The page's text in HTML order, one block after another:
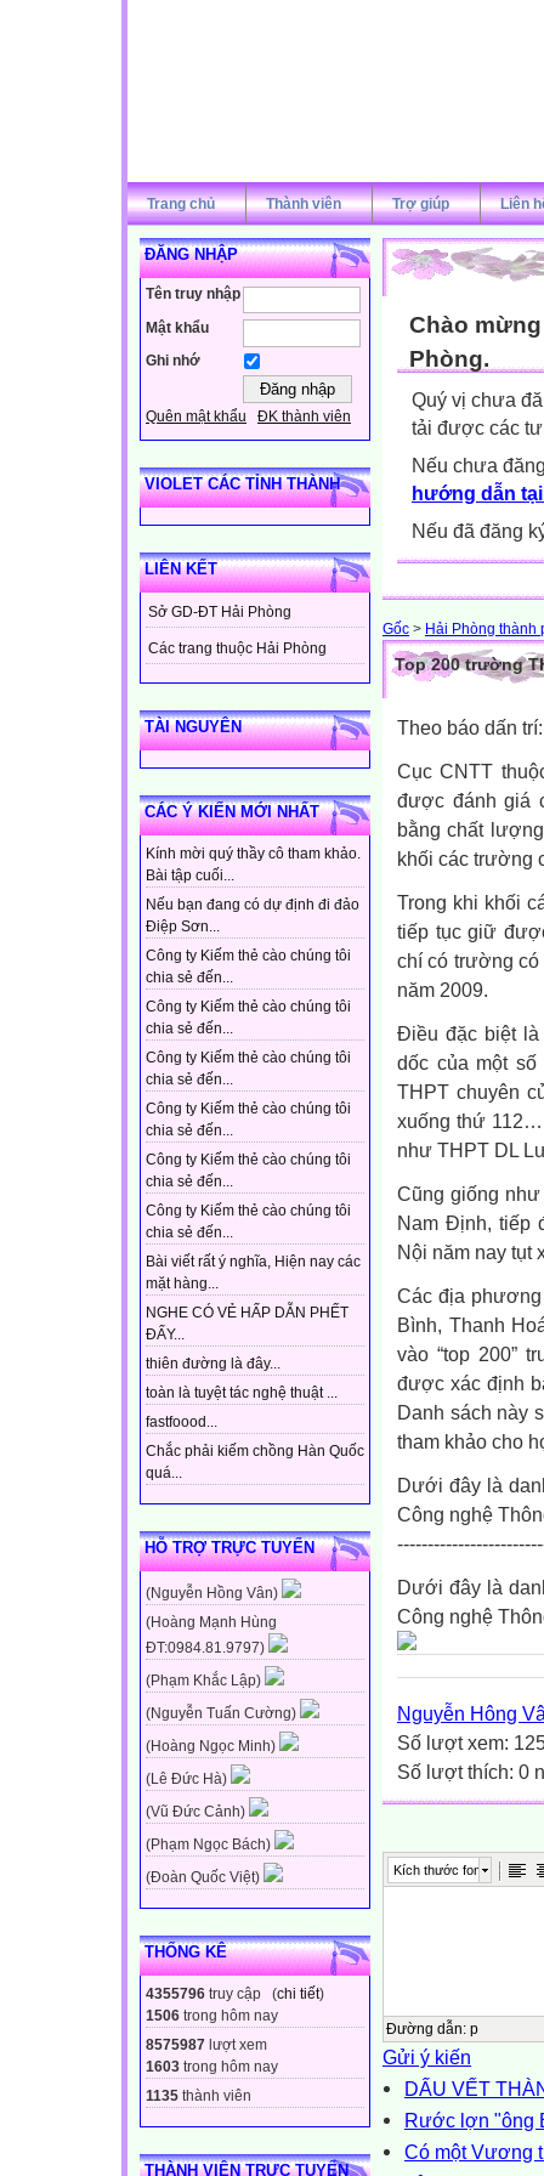
Trang chủ Thành viên Trợ giúp Liên
ĐĂNG NHẬP
Tên truy nhập
Mật khẩu
Ghi nhớ
Quên mật khẩu ĐK thành viên
VIOLET CÁC TỈNH THÀNH
LIÊN KẾT
Sở GD-ĐT Hải Phòng
Các trang thuộc Hải Phòng
TÀI NGUYÊN
CÁC Ý KIẾN MỚI NHẤT
Kính mời quý thầy cô tham khảo.
Bài tập cuối...
Nếu bạn đang có dự định đi đảo
Điệp Sơn...
Công ty Kiếm thẻ cào chúng tôi
chia sẻ đến...
Công ty Kiếm thẻ cào chúng tôi
chia sẻ đến...
Công ty Kiếm thẻ cào chúng tôi
chia sẻ đến...
Công ty Kiếm thẻ cào chúng tôi
chia sẻ đến...
Công ty Kiếm thẻ cào chúng tôi
chia sẻ đến...
Công ty Kiếm thẻ cào chúng tôi
chia sẻ đến...
Bài viết rất ý nghĩa, Hiện nay các
mặt hàng...
NGHE CÓ VẺ HẤP DẪN PHẾT
ĐẤY...
thiên đường là đây...
toàn là tuyệt tác nghệ thuật ...
fastfoood...
Chắc phải kiếm chồng Hàn Quốc
quá...
HỖ TRỢ TRỰC TUYẾN
(Nguyễn Hồng Vân)
(Hoàng Mạnh Hùng
ĐT:0984.81.9797)
(Phạm Khắc Lập)
(Nguyễn Tuấn Cường)
(Hoàng Ngọc Minh)
(Lê Đức Hà)
(Vũ Đức Cảnh)
(Phạm Ngọc Bách)
(Đoàn Quốc Việt)
THỐNG KÊ
4355796 truy cập (chi tiết)
1506 trong hôm nay
8575987 lượt xem
1603 trong hôm nay
1135 thành viên
THÀNH VIÊN TRỰC TUYẾN
Chào
Phòng.
Quý vị chưa
tải được các
Nếu chưa
hướng dẫn
Nếu đã đăng
Gốc > Hải Phòng thành
Top 200 trường
Theo báo dấn trí:
Cục CNTT
được đánh giá
bằng chất
khối các trường
Trong khi khối
tiếp tục giữ
chí có trường có
năm 2009.
Điều đặc biệt là
dốc của một
THPT chuyên
xuống thứ
như THPT DL
Cũng giống
Nam Định, tiếp
Nội năm nay tụt
Các địa
Bình, Thanh
vào “top 200”
được xác định
Danh sách này
tham khảo cho
Dưới đây là
Công nghệ
Dưới đây là
Công nghệ
Nguyễn Hông
Số lượt xem:
Số lượt thích: 0
Kích thước font
Đường dẫn: p
Gửi ý kiến
DẤU VẾT
Rước lợn "ông
Có một Vương